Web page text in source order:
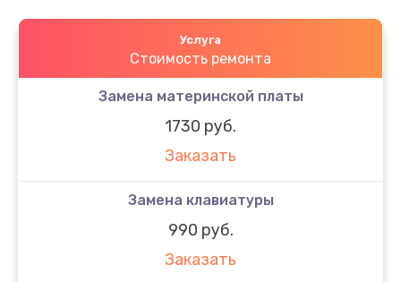
Услуга
Стоимость ремонта
Замена материнской платы
1730 руб.
Заказать
Замена клавиатуры
990 руб.
Заказать